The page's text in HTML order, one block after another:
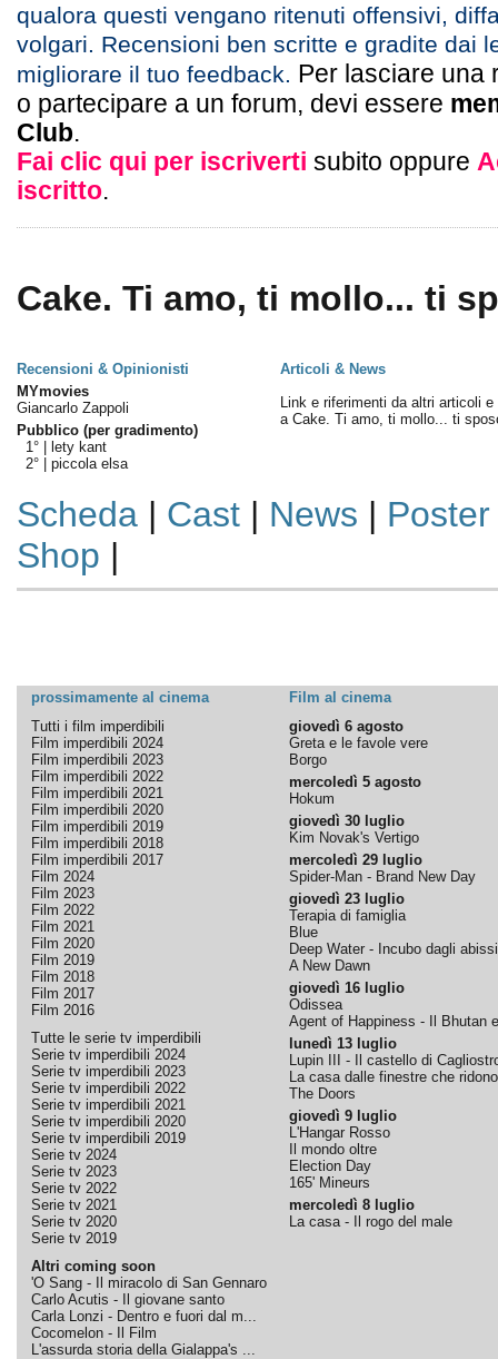
qualora questi vengano ritenuti offensivi,
volgari. Recensioni ben scritte e gradite dai
migliorare il tuo feedback. Per lasciare una
o partecipare a un forum, devi essere
Club.
Fai clic qui per iscriverti subito oppure
iscritto.
Cake. Ti amo, ti mollo... ti
Recensioni & Opinionisti
Articoli & News
MYmovies
Giancarlo Zappoli
Pubblico (per gradimento)
1° |
lety kant
2° | piccola elsa
Link e riferimenti da altri articoli e
a Cake. Ti amo, ti mollo... ti
Scheda| Cast| News | Poster
Shop |
prossimamente al cinema
Film al cinema
Tutti i film imperdibili
Film imperdibili 2024
Film imperdibili 2023
Film imperdibili 2022
Film imperdibili 2021
Film imperdibili 2020
Film imperdibili 2019
Film imperdibili 2018
Film imperdibili 2017
Film 2024
Film 2023
Film 2022
Film 2021
Film 2020
Film 2019
Film 2018
Film 2017
Film 2016
Tutte le serie tv imperdibili
Serie tv imperdibili 2024
Serie tv imperdibili 2023
Serie tv imperdibili 2022
Serie tv imperdibili 2021
Serie tv imperdibili 2020
Serie tv imperdibili 2019
Serie tv 2024
Serie tv 2023
Serie tv 2022
Serie tv 2021
Serie tv 2020
Serie tv 2019
Altri coming soon
'O Sang - Il miracolo di San Gennaro
Carlo Acutis - Il giovane santo
Carla Lonzi - Dentro e fuori dal m...
Cocomelon - Il Film
L'assurda storia della Gialappa's ...
giovedì 6 agosto
Greta e le favole vere
Borgo
mercoledì 5 agosto
Hokum
giovedì 30 luglio
Kim Novak's Vertigo
mercoledì 29 luglio
Spider-Man - Brand New Day
giovedì 23 luglio
Terapia di famiglia
Blue
Deep Water - Incubo dagli abissi
A New Dawn
giovedì 16 luglio
Odissea
Agent of Happiness - Il Bhutan
lunedì 13 luglio
Lupin III - Il castello di
La casa dalle finestre che ridono
The Doors
giovedì 9 luglio
L'Hangar Rosso
Il mondo oltre
Election Day
165' Mineurs
mercoledì 8 luglio
La casa - Il rogo del male